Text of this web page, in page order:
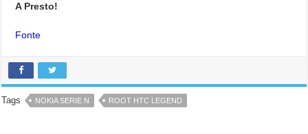
A Presto!
Fonte
Tags NOKIA SERIE N ROOT HTC LEGEND